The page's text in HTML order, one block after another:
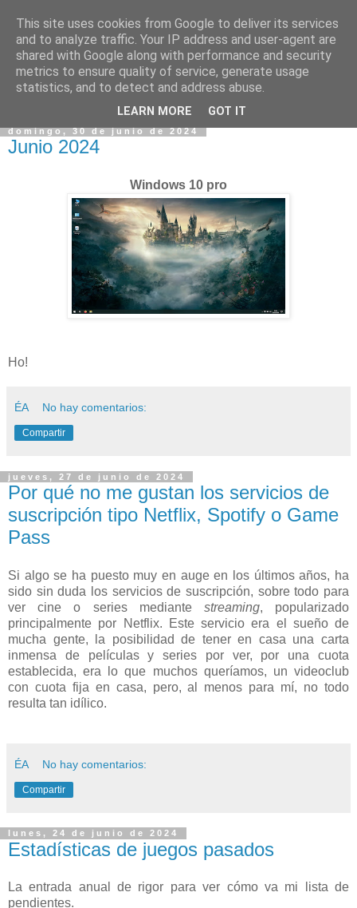
domingo, 30 de junio de 2024
Junio 2024
Windows 10 pro
Ho!
ÉA No hay comentarios:
Compartir
jueves, 27 de junio de 2024
Por qué no me gustan los servicios de
suscripción tipo Netflix, Spotify o Game
Pass
Si algo se ha puesto muy en auge en los últimos años, ha
sido sin duda los servicios de suscripción, sobre todo para
ver cine o series mediante streaming, popularizado
principalmente por Netflix. Este servicio era el sueño de
mucha gente, la posibilidad de tener en casa una carta
inmensa de películas y series por ver, por una cuota
establecida, era lo que muchos queríamos, un videoclub
con cuota fija en casa, pero, al menos para mí, no todo
resulta tan idílico.
ÉA No hay comentarios:
Compartir
lunes, 24 de junio de 2024
Estadísticas de juegos pasados
La entrada anual de rigor para ver cómo va mi lista de
pendientes.
This site uses cookies from Google to deliver its services
and to analyze traffic. Your IP address and user-agent are
shared with Google along with performance and security
metrics to ensure quality of service, generate usage
statistics, and to detect and address abuse.
LEARN MORE GOT IT